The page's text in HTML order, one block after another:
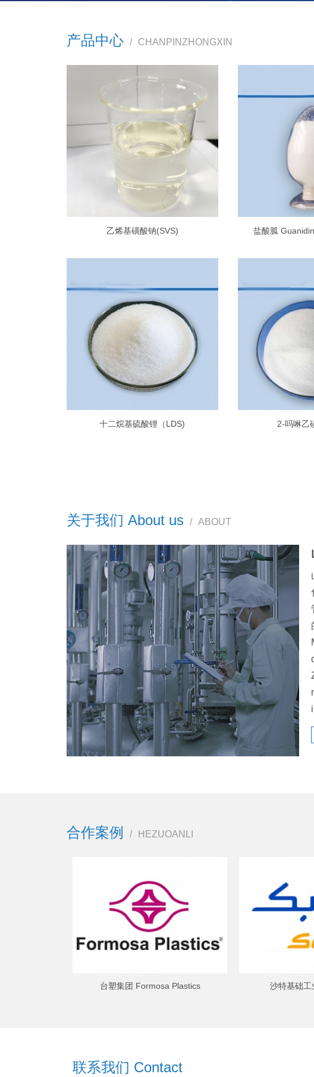
产品中心 / CHANPINZHONGXIN
乙烯基磺酸钠(SVS) 盐酸胍
十二烷基硫酸锂（LDS) 2-吗啉乙
关于我们 About us / ABOUT
合作案例 / HEZUOANLI
台塑集团 Formosa Plastics 沙特基础工
联系我们 Contact